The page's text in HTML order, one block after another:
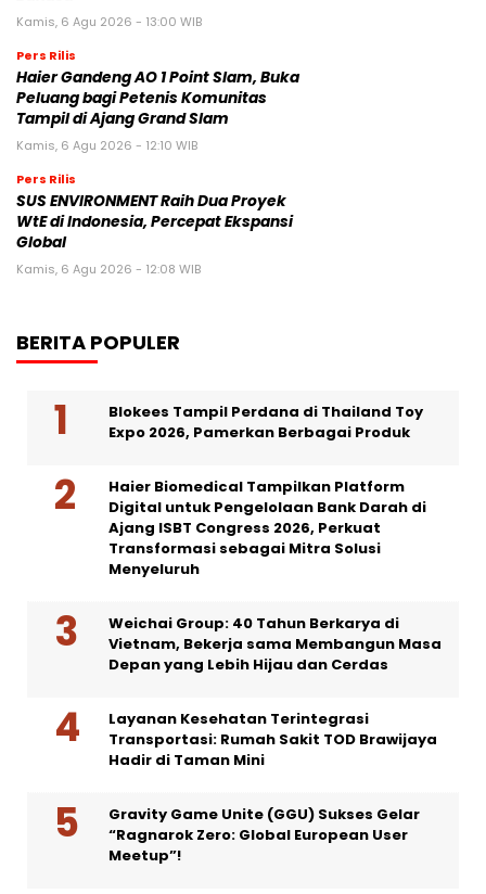
Kamis, 6 Agu 2026 - 13:00 WIB
Pers Rilis
Haier Gandeng AO 1 Point Slam, Buka
Peluang bagi Petenis Komunitas
Tampil di Ajang Grand Slam
Kamis, 6 Agu 2026 - 12:10 WIB
Pers Rilis
SUS ENVIRONMENT Raih Dua Proyek
WtE di Indonesia, Percepat Ekspansi
Global
Kamis, 6 Agu 2026 - 12:08 WIB
BERITA POPULER
Blokees Tampil Perdana di Thailand Toy
Expo 2026, Pamerkan Berbagai Produk
Haier Biomedical Tampilkan Platform
Digital untuk Pengelolaan Bank Darah di
Ajang ISBT Congress 2026, Perkuat
Transformasi sebagai Mitra Solusi
Menyeluruh
Weichai Group: 40 Tahun Berkarya di
Vietnam, Bekerja sama Membangun Masa
Depan yang Lebih Hijau dan Cerdas
Layanan Kesehatan Terintegrasi
Transportasi: Rumah Sakit TOD Brawijaya
Hadir di Taman Mini
Gravity Game Unite (GGU) Sukses Gelar
“Ragnarok Zero: Global European User
Meetup”!